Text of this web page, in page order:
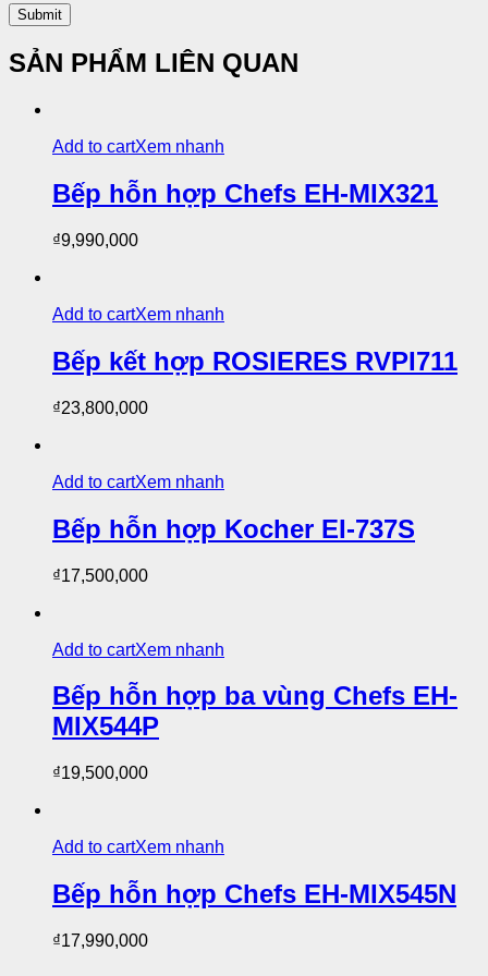
SẢN PHẨM LIÊN QUAN
Add to cartXem nhanh
Bếp hỗn hợp Chefs EH-MIX321
₫9,990,000
Add to cartXem nhanh
Bếp kết hợp ROSIERES RVPI711
₫23,800,000
Add to cartXem nhanh
Bếp hỗn hợp Kocher EI-737S
₫17,500,000
Add to cartXem nhanh
Bếp hỗn hợp ba vùng Chefs EH-
MIX544P
₫19,500,000
Add to cartXem nhanh
Bếp hỗn hợp Chefs EH-MIX545N
₫17,990,000